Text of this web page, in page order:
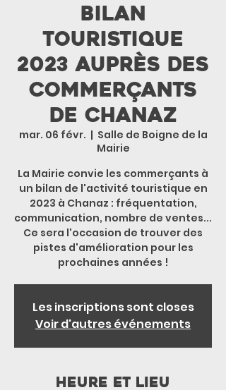
Bilan
touristique
2023 auprès des
commerçants
de Chanaz
mar. 06 févr.
  |
Salle de Boigne de la
Mairie
La Mairie convie les commerçants à
un bilan de l'activité touristique en
2023 à Chanaz : fréquentation,
communication, nombre de ventes...
Ce sera l'occasion de trouver des
pistes d'amélioration pour les
prochaines années !
Les inscriptions sont closes
Voir d'autres événements
Heure et lieu